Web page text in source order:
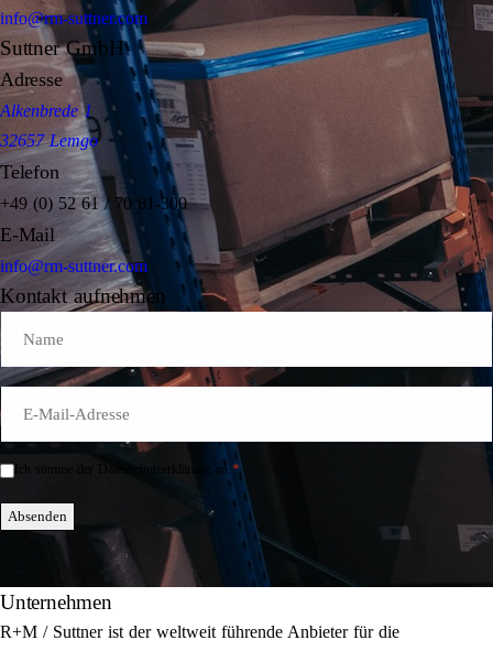
info@rm-suttner.com
Suttner GmbH
Adresse
Alkenbrede 1
32657 Lemgo
Telefon
+49 (0) 52 61 / 70 81-300
E-Mail
info@rm-suttner.com
Kontakt aufnehmen
Mail
Einwilligung
Ich stimme der Datenschutzerklärung zu.*
Absenden
Unternehmen
R+M / Suttner ist der weltweit führende Anbieter für die